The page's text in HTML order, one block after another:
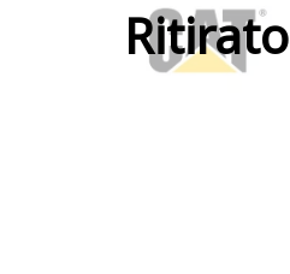
Ritirato